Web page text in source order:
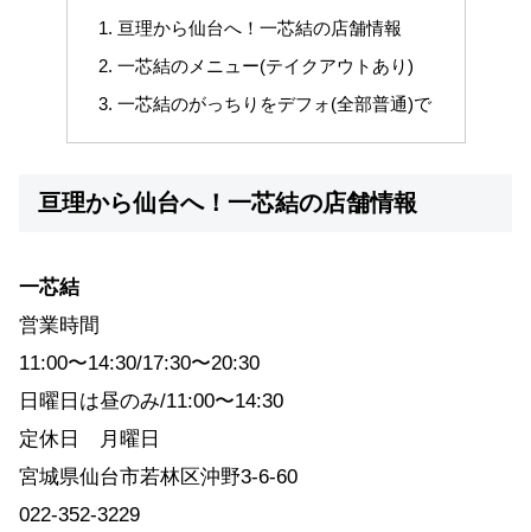
亘理から仙台へ！一芯結の店舗情報
一芯結のメニュー(テイクアウトあり)
一芯結のがっちりをデフォ(全部普通)で
亘理から仙台へ！一芯結の店舗情報
一芯結
営業時間
11:00〜14:30/17:30〜20:30
日曜日は昼のみ/11:00〜14:30
定休日 月曜日
宮城県仙台市若林区沖野3-6-60
022-352-3229